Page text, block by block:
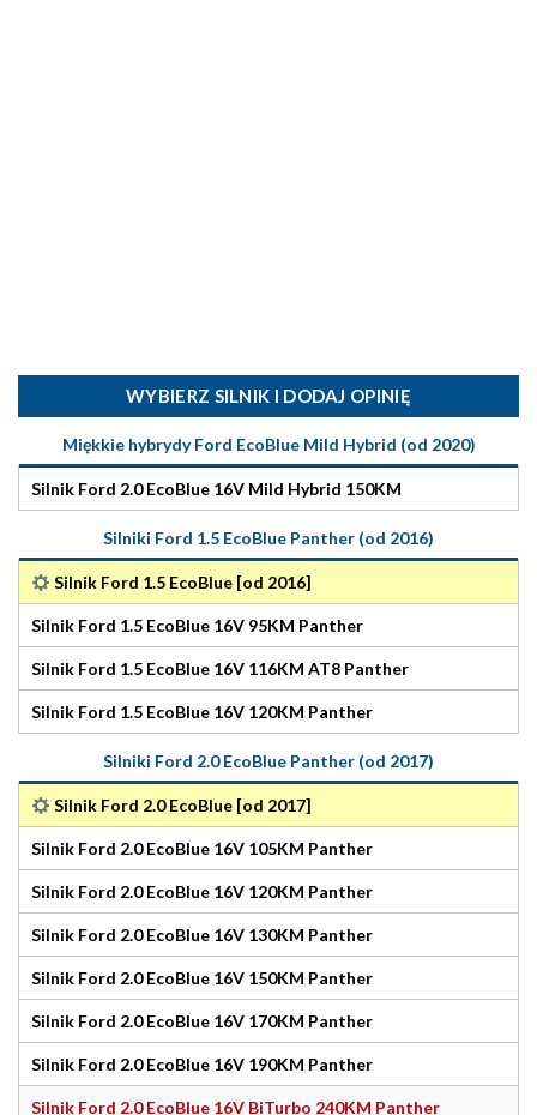
WYBIERZ SILNIK I DODAJ OPINIĘ
Miękkie hybrydy Ford EcoBlue Mild Hybrid (od 2020)
Silnik Ford 2.0 EcoBlue 16V Mild Hybrid 150KM
Silniki Ford 1.5 EcoBlue Panther (od 2016)
Silnik Ford 1.5 EcoBlue [od 2016]
Silnik Ford 1.5 EcoBlue 16V 95KM Panther
Silnik Ford 1.5 EcoBlue 16V 116KM AT8 Panther
Silnik Ford 1.5 EcoBlue 16V 120KM Panther
Silniki Ford 2.0 EcoBlue Panther (od 2017)
Silnik Ford 2.0 EcoBlue [od 2017]
Silnik Ford 2.0 EcoBlue 16V 105KM Panther
Silnik Ford 2.0 EcoBlue 16V 120KM Panther
Silnik Ford 2.0 EcoBlue 16V 130KM Panther
Silnik Ford 2.0 EcoBlue 16V 150KM Panther
Silnik Ford 2.0 EcoBlue 16V 170KM Panther
Silnik Ford 2.0 EcoBlue 16V 190KM Panther
Silnik Ford 2.0 EcoBlue 16V BiTurbo 240KM Panther